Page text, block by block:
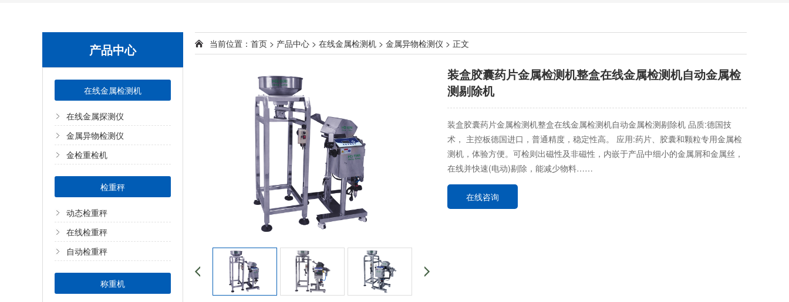
产品中心
在线金属检测机
在线金属探测仪
金属异物检测仪
金检重检机
检重秤
动态检重秤
在线检重秤
自动检重秤
称重机
当前位置： 首页 > 产品中心 > 在线金属检测机 > 金属异物检测仪 > 正文
装盒胶囊药片金属检测机整盒在线金属检测机自动金属检
测剔除机
装盒胶囊药片金属检测机整盒在线金属检测机自动金属检测剔除机 品质:德国技
术， 主控板德国进口，普通精度，稳定性高。 应用:药片、胶囊和颗粒专用金属检
测机，体验方便。可检则出磁性及非磁性，内嵌于产品中细小的金属屑和金属丝，
在线并快速(电动)剔除，能减少物料……
在线咨询